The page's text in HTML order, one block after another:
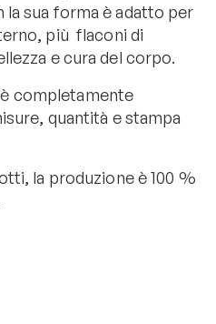
sua forma è adatto per
più flaconi di
e cura del corpo.
completamente
quantità e stampa
la produzione è 100 %